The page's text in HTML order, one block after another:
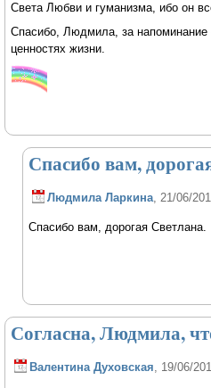
Света Любви и гуманизма, ибо он
Спасибо, Людмила, за напоминание
ценностях жизни.
Спасибо вам,
Людмила Ларкина, 21/06/
Спасибо вам, дорогая Светлана.
Согласна, Людмила,
Валентина Духовская , 19/06/